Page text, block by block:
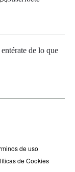
de lo que
de uso
de Cookies